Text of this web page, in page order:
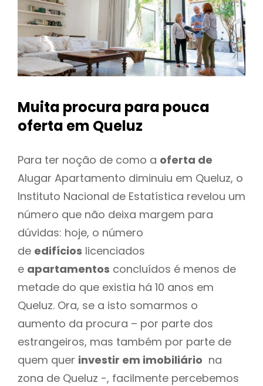
Muita procura para pouca
oferta em Queluz
Para ter noção de como a oferta de
Alugar Apartamento diminuiu em Queluz, o
Instituto Nacional de Estatística revelou um
número que não deixa margem para
dúvidas: hoje, o número
de edifícios licenciados
e apartamentos concluídos é menos de
metade do que existia há 10 anos em
Queluz. Ora, se a isto somarmos o
aumento da procura – por parte dos
estrangeiros, mas também por parte de
quem quer investir em imobiliário na
zona de Queluz -, facilmente percebemos